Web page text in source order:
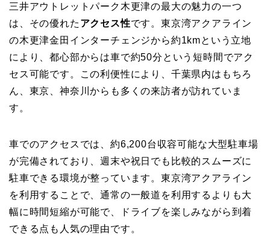
三井アウトレットパーク木更津の最大の魅力の一つ
は、その優れた アクセス性です。東京湾アクアライン
の木更津金田インターチェンジから約1kmという立地
により、都心部からは車で約50分という短時間でアク
セス可能です。この利便性により、千葉県内はもちろ
ん、東京、神奈川からも多くの来訪者が訪れていま
す。
車でのアクセスでは、約6,200台収容可能な大型駐車場
が完備されており、週末や祝日でも比較的スムーズに
駐車できる環境が整っています。東京湾アクアライン
を利用することで、通常の一般道を利用するよりも大
幅に時間短縮が可能で、ドライブを楽しみながら到着
できる点も人気の理由です。